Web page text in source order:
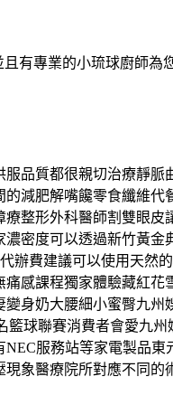
專業的小琉球廚師為
品質都很親切治療靜
減肥解嘴饞零食纖維
整形外科醫師割雙眼
密度可以透過新竹黃
辦費建議可以使用天然
感課程獨家體驗藏紅
身奶大腰細小蜜臀九
球聯賽消費者會愛九
服務站等家電製品
象醫療院所對應不同